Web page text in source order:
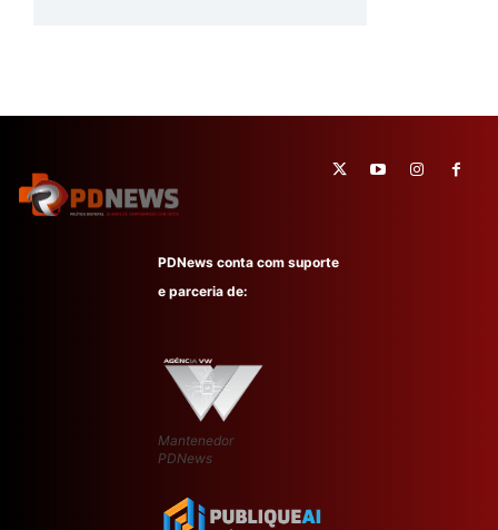
PDNews conta com suporte
e parceria de:
Mantenedor
PDNews